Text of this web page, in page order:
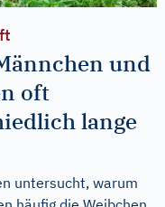
und
oft
lange
untersucht, warum